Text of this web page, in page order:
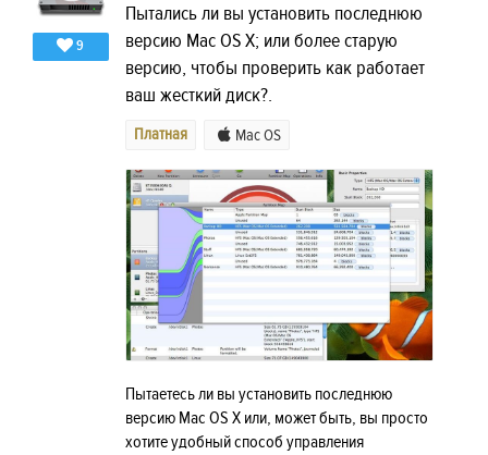
9
Пытались ли вы установить последнюю
версию Mac OS X; или более старую
версию, чтобы проверить как работает
ваш жесткий диск?.
Платная Mac OS
Пытаетесь ли вы установить последнюю
версию Mac OS X или, может быть, вы просто
хотите удобный способ управления